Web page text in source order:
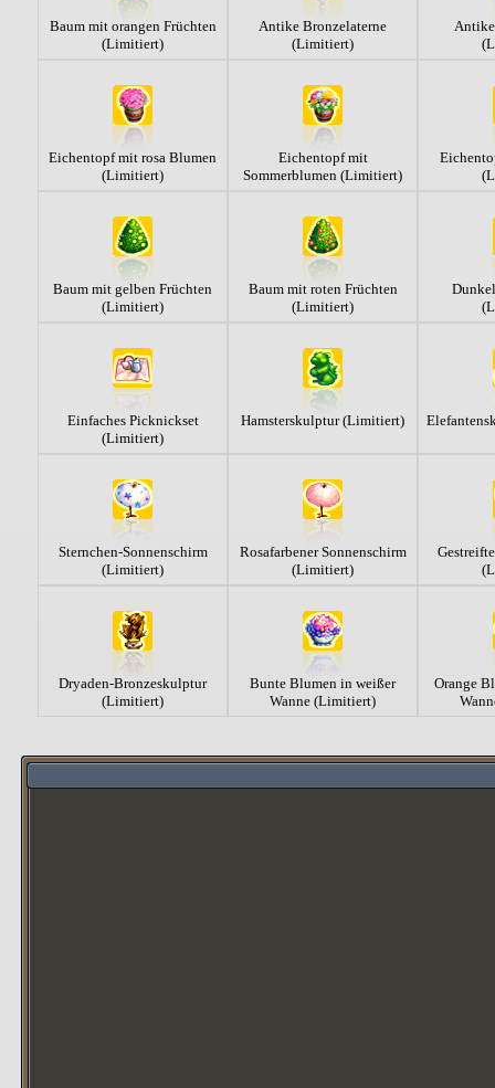
Baum mit orangen Früchten
(Limitiert)
Antike Bronzelaterne
(Limitiert)
Eichentopf mit rosa Blumen
(Limitiert)
Eichentopf mit
Sommerblumen (Limitiert)
Baum mit gelben Früchten
(Limitiert)
Baum mit roten Früchten
(Limitiert)
Einfaches Picknickset
(Limitiert)
Hamsterskulptur (Limitiert)
Sternchen-Sonnenschirm
(Limitiert)
Rosafarbener Sonnenschirm
(Limitiert)
Dryaden-Bronzeskulptur
(Limitiert)
Bunte Blumen in weißer
Wanne (Limitiert)
Orange